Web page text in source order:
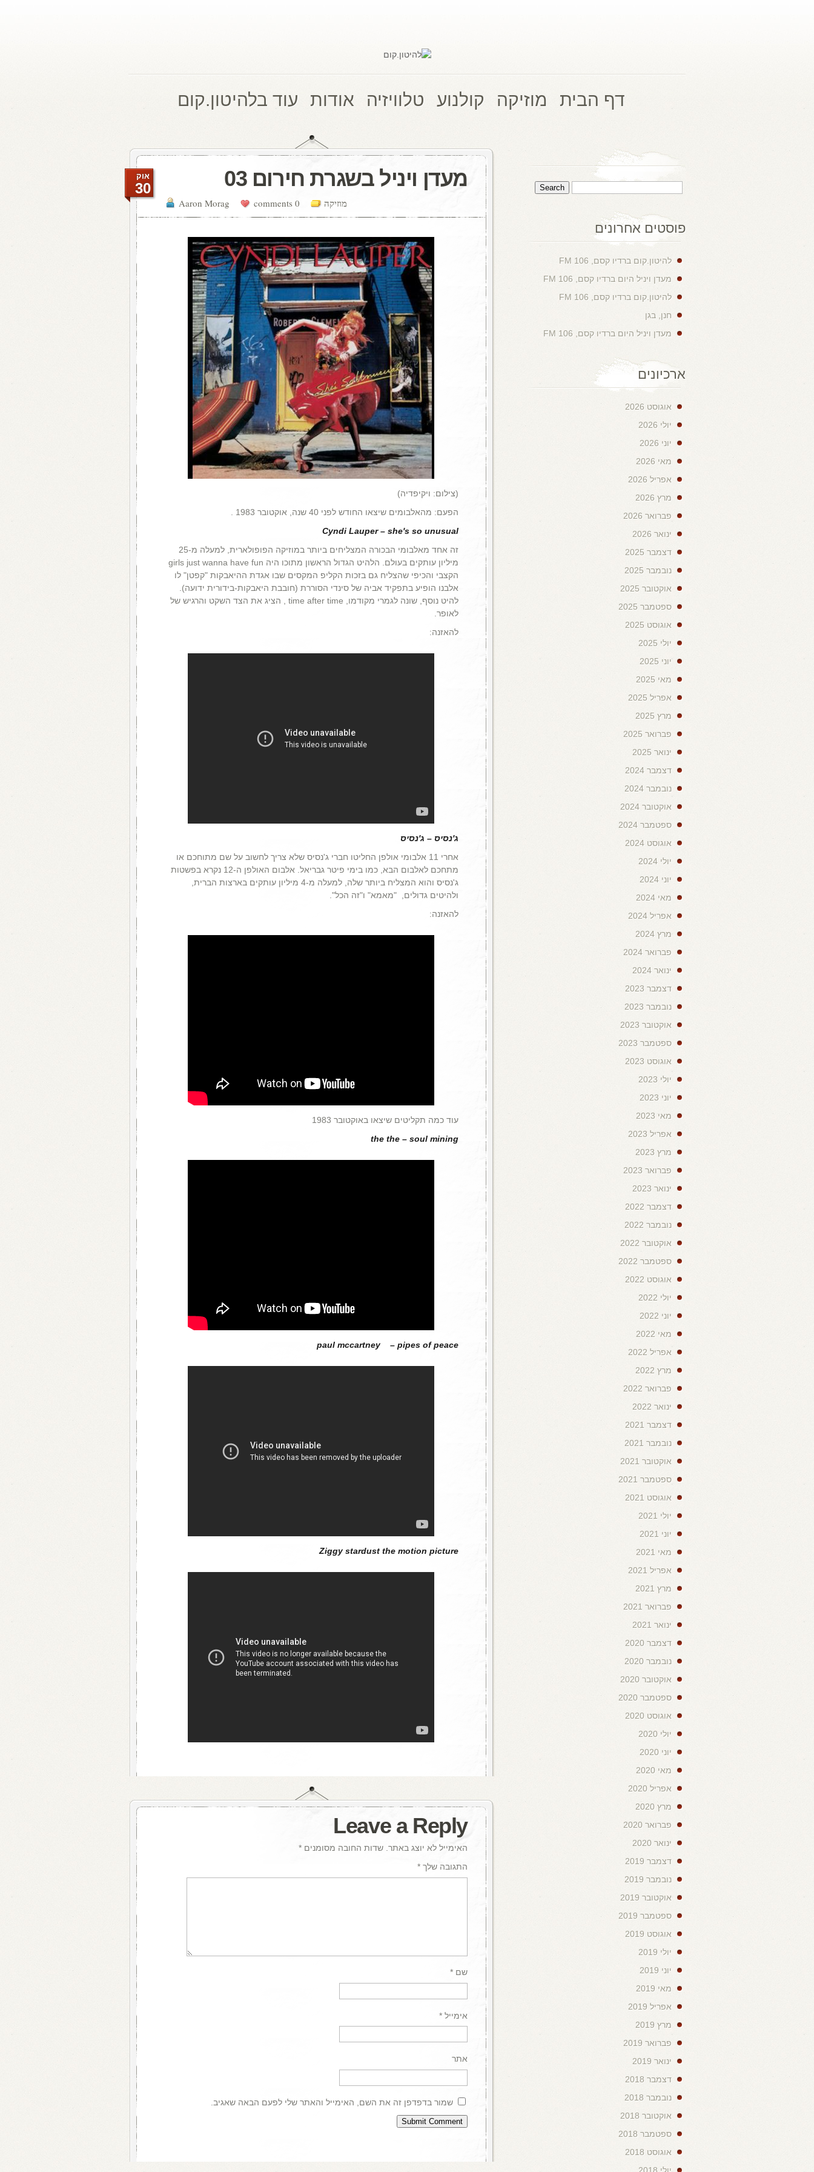
דף הבית מוזיקה קולנוע טלוויזיה אודות עוד בלהיטון.קום
מעדן ויניל בשגרת חירום 03
Aaron Morag 0 comments מוזיקה
אוק
30
(צילום: ויקיפדיה)
הפעם: מהאלבומים שיצאו החודש לפני 40 שנה, אוקטובר 1983 .
Cyndi Lauper – she's so unusual
זה אחד מאלבומי הבכורה המצליחים ביותר במוזיקה הפופולארית, למעלה מ-25
מיליון עותקים בעולם. הלהיט הגדול הראשון מתוכו היה girls just wanna have fun
הקצבי והכיפי שהצליח גם בזכות הקליפ המקסים שבו אגדת ההיאבקות "קפטן" לו
אלבנו הופיע בתפקיד אביה של סינדי הסוררת (חובבת היאבקות-בידורית ידועה).
להיט נוסף, שונה לגמרי מקודמו, time after time , הציג את הצד השקט והרגיש של
לאופר.
להאזנה:
ג'נסיס – ג'נסיס
אחרי 11 אלבומי אולפן החליטו חברי ג'נסיס שלא צריך לחשוב על שם מתוחכם או
מתחכם לאלבום הבא, כמו בימי פיטר גבריאל. אלבום האולפן ה-12 נקרא בפשטות
ג'נסיס והוא המצליח ביותר שלה, למעלה מ-4 מיליון עותקים בארצות הברית,
ולהיטים גדולים, "מאמא" ו"זה הכל".
להאזנה:
עוד כמה תקליטים שיצאו באוקטובר 1983
the the – soul mining
paul mccartney – pipes of peace
Ziggy stardust the motion picture
Leave a Reply
האימייל לא יוצג באתר. שדות החובה מסומנים *
התגובה שלך *
שם *
אימייל *
אתר
שמור בדפדפן זה את השם, האימייל והאתר שלי לפעם הבאה שאגיב.
פוסטים אחרונים
להיטון.קום ברדיו קסם, 106 FM
מעדן ויניל היום ברדיו קסם, 106 FM
להיטון.קום ברדיו קסם, 106 FM
חנן, בגן
מעדן ויניל היום ברדיו קסם, 106 FM
ארכיונים
אוגוסט 2026
יולי 2026
יוני 2026
מאי 2026
אפריל 2026
מרץ 2026
פברואר 2026
ינואר 2026
דצמבר 2025
נובמבר 2025
אוקטובר 2025
ספטמבר 2025
אוגוסט 2025
יולי 2025
יוני 2025
מאי 2025
אפריל 2025
מרץ 2025
פברואר 2025
ינואר 2025
דצמבר 2024
נובמבר 2024
אוקטובר 2024
ספטמבר 2024
אוגוסט 2024
יולי 2024
יוני 2024
מאי 2024
אפריל 2024
מרץ 2024
פברואר 2024
ינואר 2024
דצמבר 2023
נובמבר 2023
אוקטובר 2023
ספטמבר 2023
אוגוסט 2023
יולי 2023
יוני 2023
מאי 2023
אפריל 2023
מרץ 2023
פברואר 2023
ינואר 2023
דצמבר 2022
נובמבר 2022
אוקטובר 2022
ספטמבר 2022
אוגוסט 2022
יולי 2022
יוני 2022
מאי 2022
אפריל 2022
מרץ 2022
פברואר 2022
ינואר 2022
דצמבר 2021
נובמבר 2021
אוקטובר 2021
ספטמבר 2021
אוגוסט 2021
יולי 2021
יוני 2021
מאי 2021
אפריל 2021
מרץ 2021
פברואר 2021
ינואר 2021
דצמבר 2020
נובמבר 2020
אוקטובר 2020
ספטמבר 2020
אוגוסט 2020
יולי 2020
יוני 2020
מאי 2020
אפריל 2020
מרץ 2020
פברואר 2020
ינואר 2020
דצמבר 2019
נובמבר 2019
אוקטובר 2019
ספטמבר 2019
אוגוסט 2019
יולי 2019
יוני 2019
מאי 2019
אפריל 2019
מרץ 2019
פברואר 2019
ינואר 2019
דצמבר 2018
נובמבר 2018
אוקטובר 2018
ספטמבר 2018
אוגוסט 2018